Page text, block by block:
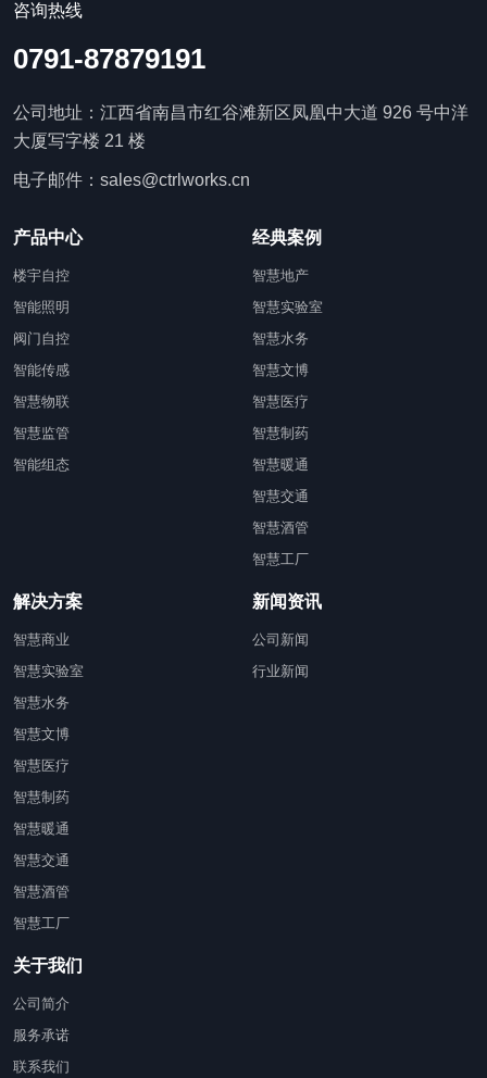
咨询热线
0791-87879191
公司地址：江西省南昌市红谷滩新区凤凰中大道 926 号中洋
大厦写字楼 21 楼
电子邮件：sales@ctrlworks.cn
产品中心
楼宇自控
智能照明
阀门自控
智能传感
智慧物联
智慧监管
智能组态
经典案例
智慧地产
智慧实验室
智慧水务
智慧文博
智慧医疗
智慧制药
智慧暖通
智慧交通
智慧酒管
智慧工厂
解决方案
智慧商业
智慧实验室
智慧水务
智慧文博
智慧医疗
智慧制药
智慧暖通
智慧交通
智慧酒管
智慧工厂
新闻资讯
公司新闻
行业新闻
关于我们
公司简介
服务承诺
联系我们